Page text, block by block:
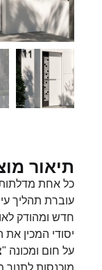
תיאור
כל אחת מדלתות
עוברת תהליך עיבוד
חדש ומהודק לאורך
יסודי המכין את
על חום ומכונה
מוכנסות לתנור